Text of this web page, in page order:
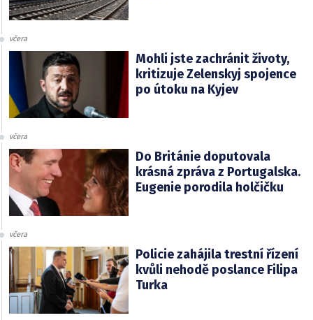
včera
Mohli jste zachránit životy,
kritizuje Zelenskyj spojence
po útoku na Kyjev
včera
Do Británie doputovala
krásná zpráva z Portugalska.
Eugenie porodila holčičku
včera
Policie zahájila trestní řízení
kvůli nehodě poslance Filipa
Turka